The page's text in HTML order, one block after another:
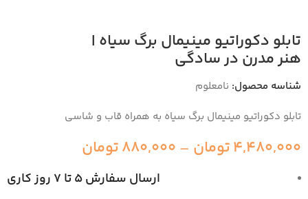
تابلو دکوراتیو مینیمال برگ سیاه |
هنر مدرن در سادگی
شناسه محصول: نامعلوم
تابلو دکوراتیو مینیمال برگ سیاه به همراه قاب و شاسی
4,480,000تومان –
880,000تومان
ارسال سفارش 5 تا 7 روز کاری